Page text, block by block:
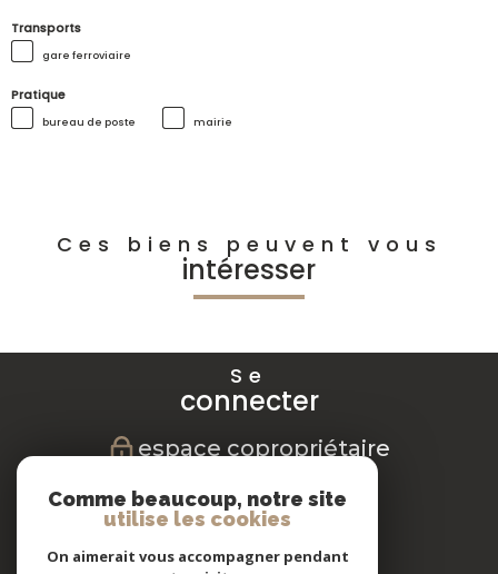
Transports
gare ferroviaire
Pratique
bureau de poste mairie
Ces biens peuvent vous
intéresser
Se
connecter
espace copropriétaire
Nous
suivre
Comme beaucoup, notre site
utilise les cookies
On aimerait vous accompagner pendant